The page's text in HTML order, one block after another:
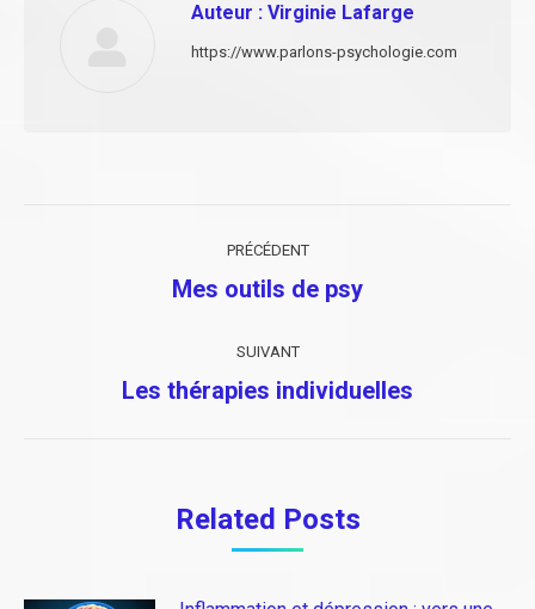
Auteur : Virginie Lafarge
https://www.parlons-psychologie.com
PRÉCÉDENT
Article
:
Mes outils de psy
SUIVANT
Article
Les thérapies individuelles
Related Posts